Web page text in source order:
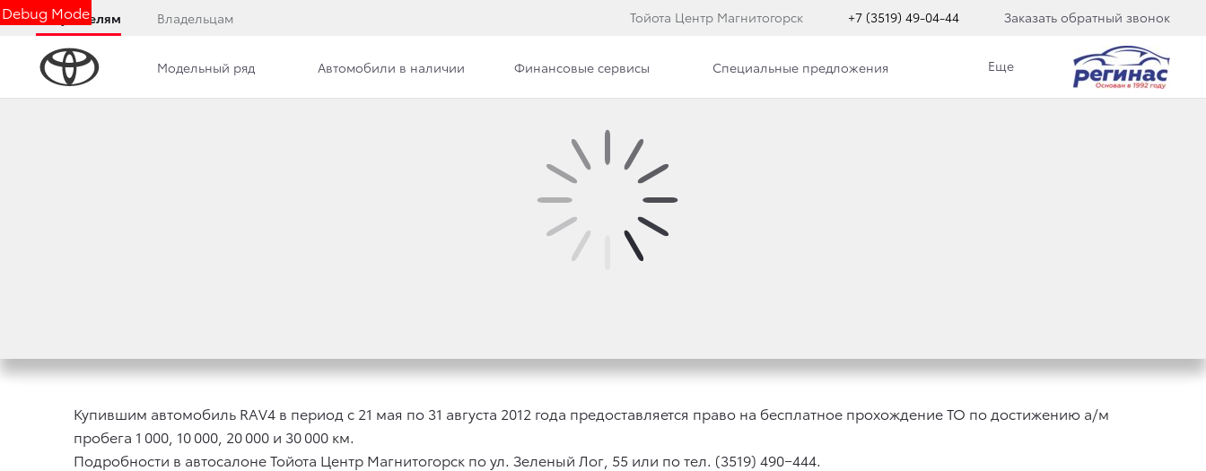
Debug Mode
Покупателям Владельцам Тойота Центр Магнитогорск +7 (3519) 49-04-44 Заказать обратный звонок
Модельный ряд Автомобили в наличии Финансовые сервисы Специальные предложения Еще
ТОЙОТА ЦЕНТР МАГНИТОГОРСК ЗАПУСКАЕТ
СПЕЦИАЛЬНУЮ КАМПАНИЮ!
Купившим автомобиль RAV4 в период с 21 мая по 31 августа 2012 года предоставляется право на бесплатное прохождение ТО по достижению а/м
пробега 1 000, 10 000, 20 000 и 30 000 км.
Подробности в автосалоне Тойота Центр Магнитогорск по ул. Зеленый Лог, 55 или по тел. (3519) 490−444.